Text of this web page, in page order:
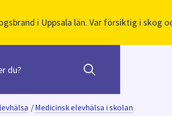
i Uppsala län. Var försiktig i skog
/Medicinsk elevhälsa i skolan